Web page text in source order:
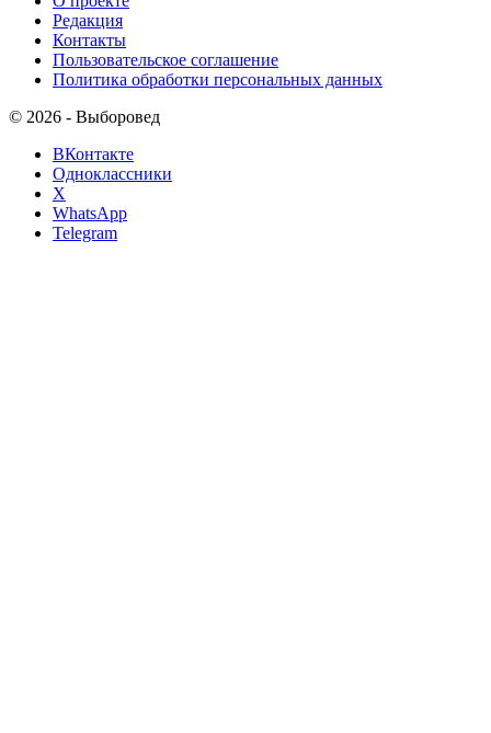
Редакция
Контакты
Пользовательское соглашение
Политика обработки персональных данных
© 2026 - Выборовед
ВКонтакте
Одноклассники
X
WhatsApp
Telegram